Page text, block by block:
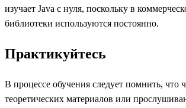
изучает Java с нуля, поскольку в
библиотеки используются постоянно.
Практикуйтесь
В процессе обучения следует помнить, что
теоретических материалов или